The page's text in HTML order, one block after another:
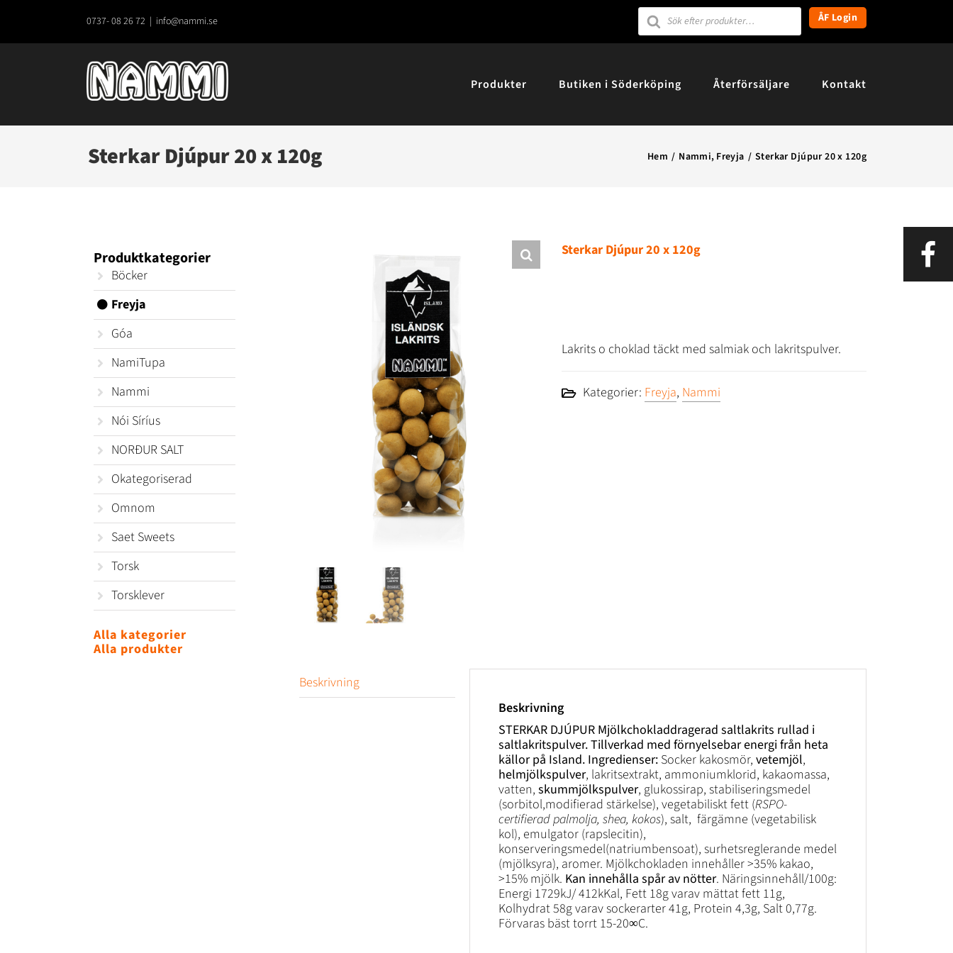
0737- 08 26 72 | info@nammi.se
Products
search ÅF Login
Produkter Butiken i Söderköping Återförsäljare Kontakt
Sterkar Djúpur 20 x 120g Hem Nammi Freyja Sterkar Djúpur 20 x 120g
Sterkar Djúpur 20 x 120g
Lakrits o choklad täckt med salmiak och lakritspulver.
Kategorier: Freyja, Nammi
Beskrivning
Beskrivning
STERKAR DJÚPUR Mjölkchokladdragerad saltlakrits rullad i
saltlakritspulver. Tillverkad med förnyelsebar energi från heta
källor på Island. Ingredienser: Socker kakosmör, vetemjöl,
helmjölkspulver, lakritsextrakt, ammoniumklorid, kakaomassa,
vatten, skummjölkspulver, glukossirap, stabiliseringsmedel
(sorbitol,modifierad stärkelse), vegetabiliskt fett (RSPO-
certifierad palmolja, shea, kokos), salt, färgämne (vegetabilisk
kol), emulgator (rapslecitin),
konserveringsmedel(natriumbensoat), surhetsreglerande medel
(mjölksyra), aromer. Mjölkchokladen innehåller >35% kakao,
>15% mjölk. Kan innehålla spår av nötter. Näringsinnehåll/100g:
Energi 1729kJ/ 412kKal, Fett 18g varav mättat fett 11g,
Kolhydrat 58g varav sockerarter 41g, Protein 4,3g, Salt 0,77g.
Förvaras bäst torrt 15-20∞C.
Produktkategorier
Böcker
Freyja
Góa
NamiTupa
Nammi
Nói Síríus
NORÐUR SALT
Okategoriserad
Omnom
Saet Sweets
Torsk
Torsklever
Alla kategorier
Alla produkter